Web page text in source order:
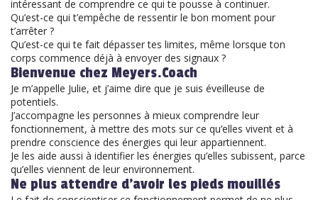
intéressant de comprendre ce qui te pousse à continuer.
Qu’est-ce qui t’empêche de ressentir le bon moment pour
t’arrêter ?
Qu’est-ce qui te fait dépasser tes limites, même lorsque ton
corps commence déjà à envoyer des signaux ?
Bienvenue chez Meyers.Coach
Je m’appelle Julie, et j’aime dire que je suis éveilleuse de
potentiels.
J’accompagne les personnes à mieux comprendre leur
fonctionnement, à mettre des mots sur ce qu’elles vivent et à
prendre conscience des énergies qui leur appartiennent.
Je les aide aussi à identifier les énergies qu’elles subissent, parce
qu’elles viennent de leur environnement.
Ne plus attendre d’avoir les pieds mouillés